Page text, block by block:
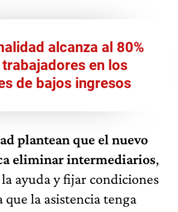
alcanza al 80%
en los
de bajos ingresos
plantean que el nuevo
eliminar intermediarios,
ayuda y fijar condiciones
que la asistencia tenga